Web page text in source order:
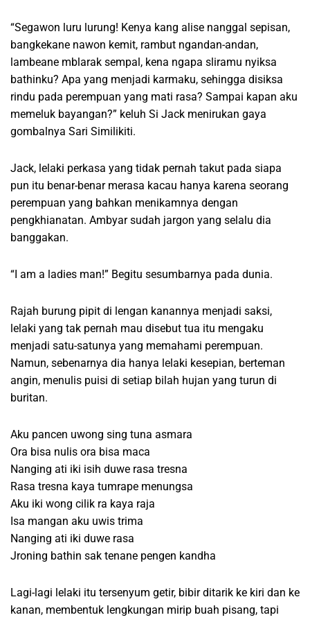
“Segawon luru lurung! Kenya kang alise nanggal sepisan,
bangkekane nawon kemit, rambut ngandan-andan,
lambeane mblarak sempal, kena ngapa sliramu nyiksa
bathinku? Apa yang menjadi karmaku, sehingga disiksa
rindu pada perempuan yang mati rasa? Sampai kapan aku
memeluk bayangan?” keluh Si Jack menirukan gaya
gombalnya Sari Similikiti.
Jack, lelaki perkasa yang tidak pernah takut pada siapa
pun itu benar-benar merasa kacau hanya karena seorang
perempuan yang bahkan menikamnya dengan
pengkhianatan. Ambyar sudah jargon yang selalu dia
banggakan.
“I am a ladies man!” Begitu sesumbarnya pada dunia.
Rajah burung pipit di lengan kanannya menjadi saksi,
lelaki yang tak pernah mau disebut tua itu mengaku
menjadi satu-satunya yang memahami perempuan.
Namun, sebenarnya dia hanya lelaki kesepian, berteman
angin, menulis puisi di setiap bilah hujan yang turun di
buritan.
Aku pancen uwong sing tuna asmara
Ora bisa nulis ora bisa maca
Nanging ati iki isih duwe rasa tresna
Rasa tresna kaya tumrape menungsa
Aku iki wong cilik ra kaya raja
Isa mangan aku uwis trima
Nanging ati iki duwe rasa
Jroning bathin sak tenane pengen kandha
Lagi-lagi lelaki itu tersenyum getir, bibir ditarik ke kiri dan ke
kanan, membentuk lengkungan mirip buah pisang, tapi